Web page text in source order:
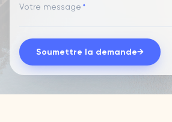
Votre message *
Soumettre la demande→